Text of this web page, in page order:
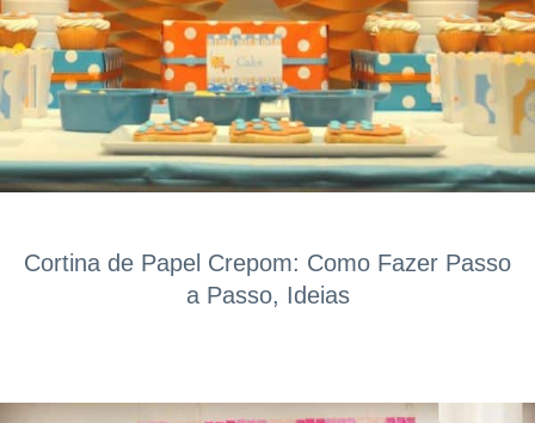
Cortina de Papel Crepom: Como Fazer Passo
a Passo, Ideias